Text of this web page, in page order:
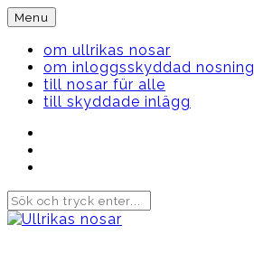
Skip
to
content
Menu
om ullrikas nosar
om inloggsskyddad nosning
till nosar für alle
till skyddade inlägg